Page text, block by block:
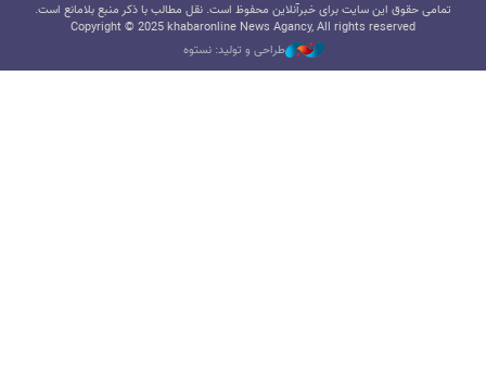
تمامی حقوق این سایت برای خبرآنلاین محفوظ است. نقل مطالب با ذکر منبع بلامانع است.
Copyright © 2025 khabaronline News Agancy, All rights reserved
طراحی و تولید: نستوه